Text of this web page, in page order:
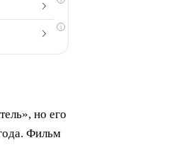
i
но его
Фильм